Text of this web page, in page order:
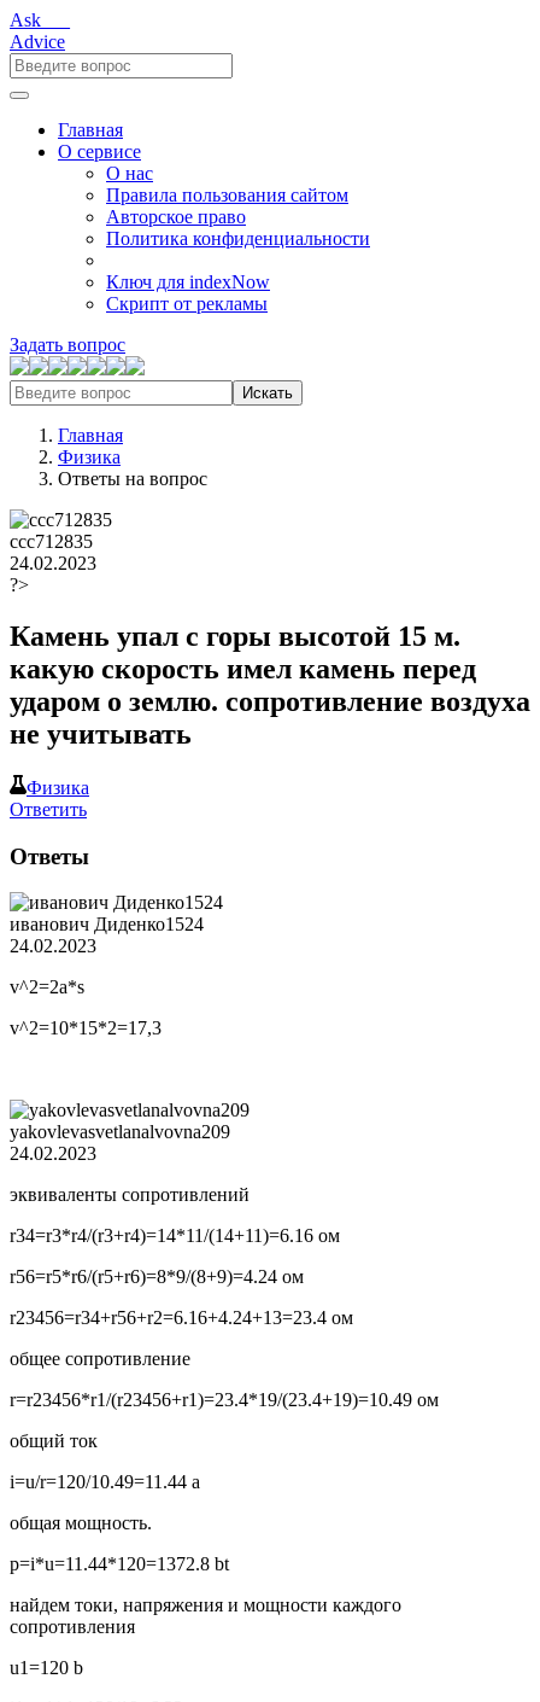
Ask___
Advice
Главная
О сервисе
О нас
Правила пользования сайтом
Авторское право
Политика конфиденциальности
Ключ для indexNow
Скрипт от рекламы
Задать вопрос
Искать
Главная
Физика
Ответы на вопрос
ccc712835
24.02.2023
?>
Камень упал с горы высотой 15 м.
какую скорость имел камень перед
ударом о землю. сопротивление воздуха
не учитывать
Физика
Ответить
Ответы
иванович Диденко1524
24.02.2023
v^2=2a*s
v^2=10*15*2=17,3
yakovlevasvetlanalvovna209
24.02.2023
эквиваленты сопротивлений
r34=r3*r4/(r3+r4)=14*11/(14+11)=6.16 ом
r56=r5*r6/(r5+r6)=8*9/(8+9)=4.24 ом
r23456=r34+r56+r2=6.16+4.24+13=23.4 ом
общее сопротивление
r=r23456*r1/(r23456+r1)=23.4*19/(23.4+19)=10.49 ом
общий ток
i=u/r=120/10.49=11.44 а
общая мощность.
p=i*u=11.44*120=1372.8 bt
найдем токи, напряжения и мощности каждого
сопротивления
u1=120 b